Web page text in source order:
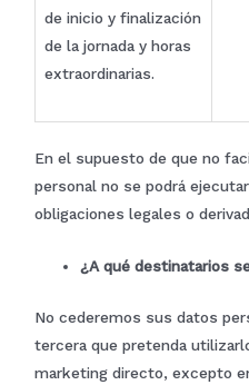
de inicio y finalización
de la jornada y horas
extraordinarias.
En el supuesto de que no
personal no se podrá
obligaciones legales o
¿A qué destinatarios
No cederemos sus datos
tercera que pretenda
marketing directo, excepto